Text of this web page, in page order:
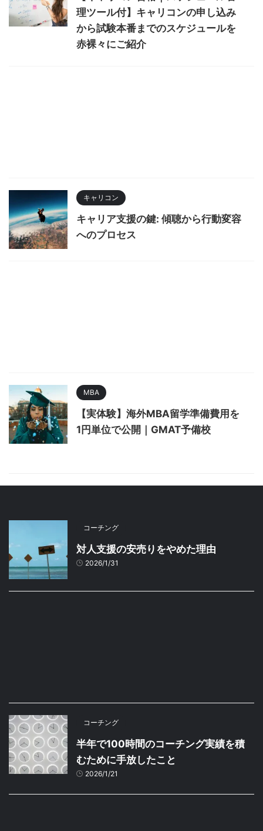
理ツール付】キャリコンの申し込み
から試験本番までのスケジュールを
赤裸々にご紹介
キャリコン
キャリア支援の鍵: 傾聴から行動変容
へのプロセス
MBA
【実体験】海外MBA留学準備費用を
1円単位で公開｜GMAT予備校
コーチング
対人支援の安売りをやめた理由
2026/1/31
コーチング
半年で100時間のコーチング実績を積
むために手放したこと
2026/1/21